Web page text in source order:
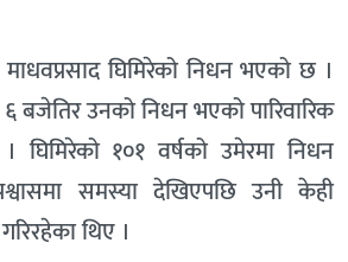
माधवप्रसाद घिमिरेको निधन भएको छ ।
बजेतिर उनको निधन भएको पारिवारिक
घिमिरेको १०१ वर्षको उमेरमा निधन
समस्या देखिएपछि उनी केही
थिए ।